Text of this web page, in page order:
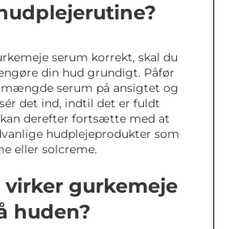
serum korrekt, skal du
din hud grundigt. Påfør
serum på ansigtet og
det ind, indtil det er fuldt
derefter fortsætte med at
hudplejeprodukter som
eller solcreme.
virker gurkemeje
huden?